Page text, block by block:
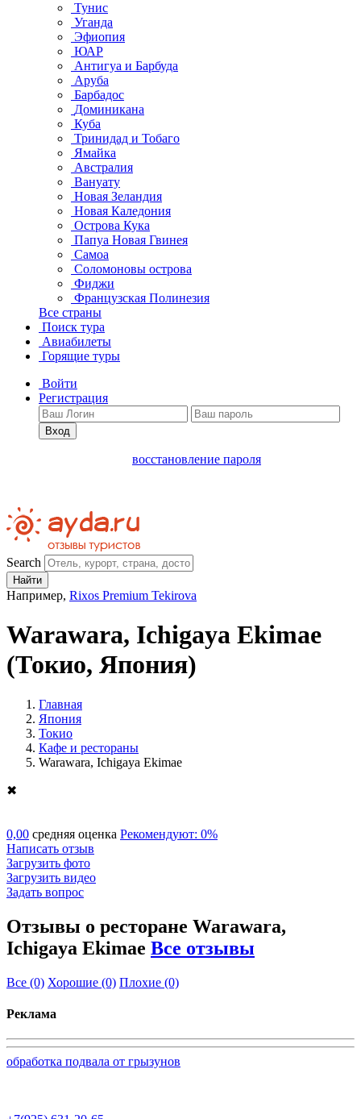
Тунис
Уганда
Эфиопия
ЮАР
Антигуа и Барбуда
Аруба
Барбадос
Доминикана
Куба
Тринидад и Тобаго
Ямайка
Австралия
Вануату
Новая Зеландия
Новая Каледония
Острова Кука
Папуа Новая Гвинея
Самоа
Соломоновы острова
Фиджи
Французская Полинезия
Все страны
Поиск тура
Авиабилеты
Горящие туры
Войти
Регистрация
Вход
восстановление пароля
Search
Найти
Например, Rixos Premium Tekirova
Warawara, Ichigaya Ekimae
(Токио, Япония)
Главная
Япония
Токио
Кафе и рестораны
Warawara, Ichigaya Ekimae
✖
0,00 средняя оценка Рекомендуют: 0%
Написать отзыв
Загрузить фото
Загрузить видео
Задать вопрос
Отзывы о ресторане Warawara,
Ichigaya Ekimae Все отзывы
Все (0) Хорошие (0) Плохие (0)
Реклама
обработка подвала от грызунов